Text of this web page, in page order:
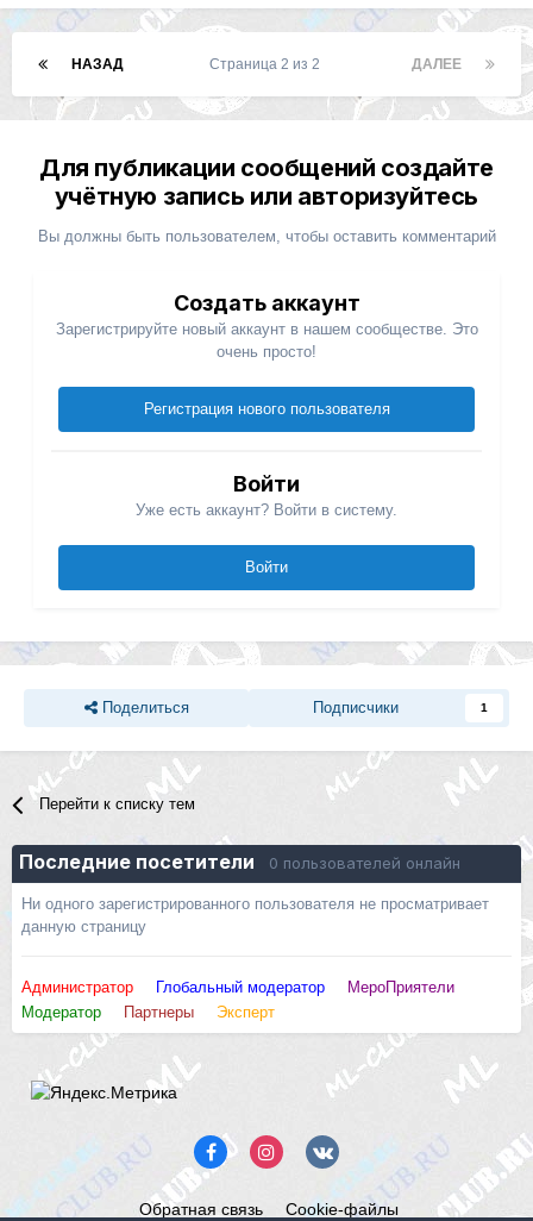
НАЗАД ДАЛЕЕ
Страница 2 из 2
Для публикации сообщений создайте
учётную запись или авторизуйтесь
Вы должны быть пользователем, чтобы оставить комментарий
Создать аккаунт
Зарегистрируйте новый аккаунт в нашем сообществе. Это
очень просто!
Регистрация нового пользователя
Войти
Уже есть аккаунт? Войти в систему.
Войти
Поделиться Подписчики 1
Перейти к списку тем
Последние посетители 0 пользователей онлайн
Ни одного зарегистрированного пользователя не просматривает
данную страницу
Администратор Глобальный модератор
МероПриятели
Модератор
Партнеры Эксперт
Обратная связь Cookie-файлы